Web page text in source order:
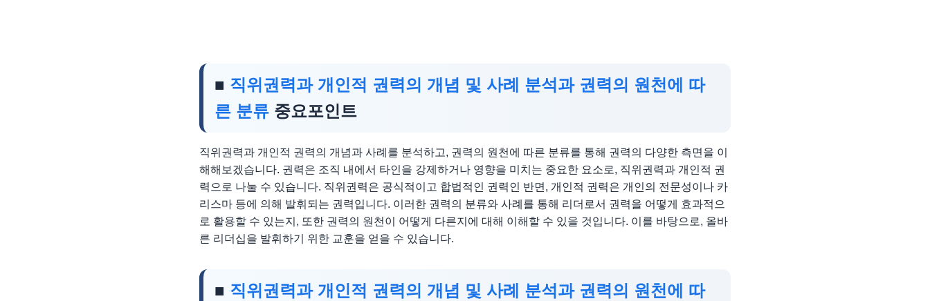
■ 직위권력과 개인적 권력의 개념 및 사례 분석과 권력의 원천에 따
른 분류 중요포인트
직위권력과 개인적 권력의 개념과 사례를 분석하고, 권력의 원천에 따른 분류를 통해 권력의 다양한 측면을 이
해해보겠습니다. 권력은 조직 내에서 타인을 강제하거나 영향을 미치는 중요한 요소로, 직위권력과 개인적 권
력으로 나눌 수 있습니다. 직위권력은 공식적이고 합법적인 권력인 반면, 개인적 권력은 개인의 전문성이나 카
리스마 등에 의해 발휘되는 권력입니다. 이러한 권력의 분류와 사례를 통해 리더로서 권력을 어떻게 효과적으
로 활용할 수 있는지, 또한 권력의 원천이 어떻게 다른지에 대해 이해할 수 있을 것입니다. 이를 바탕으로, 올바
른 리더십을 발휘하기 위한 교훈을 얻을 수 있습니다.
■ 직위권력과 개인적 권력의 개념 및 사례 분석과 권력의 원천에 따